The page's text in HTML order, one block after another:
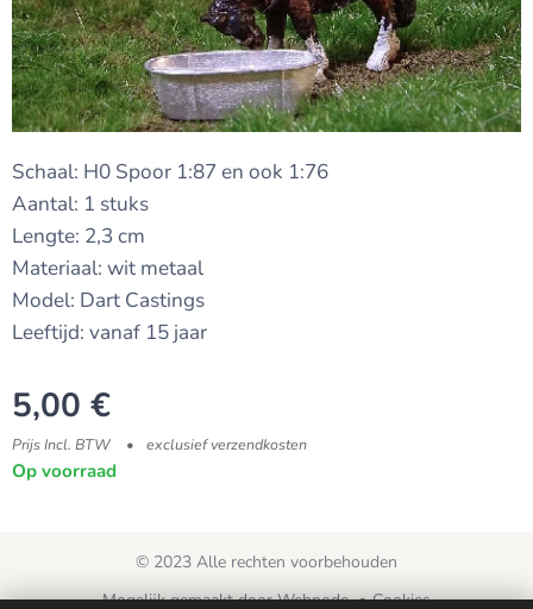
Schaal: H0 Spoor 1:87 en ook 1:76
Aantal: 1 stuks
Lengte: 2,3 cm
Materiaal: wit metaal
Model: Dart Castings
Leeftijd: vanaf 15 jaar
5,00 €
Prijs Incl. BTW exclusief verzendkosten
Op voorraad
© 2023 Alle rechten voorbehouden
Mogelijk gemaakt doorWebnode Cookies